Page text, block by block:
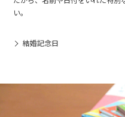
い。
結婚記念日